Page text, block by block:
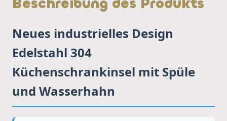
Neues industrielles Design
Edelstahl 304
Küchenschrankinsel mit Spüle
und Wasserhahn